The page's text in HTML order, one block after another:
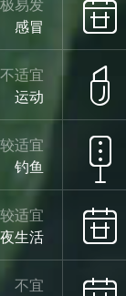
极易发
感冒
不适宜
运动
较适宜
钓鱼
较适宜
夜生活
不宜